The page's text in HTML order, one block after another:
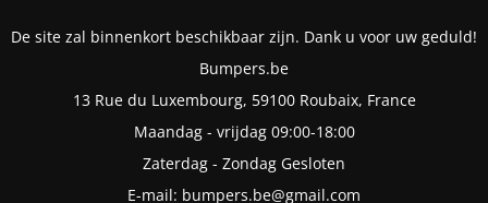
De site zal binnenkort beschikbaar zijn. Dank u voor uw geduld!
Bumpers.be
13 Rue du Luxembourg, 59100 Roubaix, France
Maandag - vrijdag 09:00-18:00
Zaterdag - Zondag Gesloten
E-mail: bumpers.be@gmail.com